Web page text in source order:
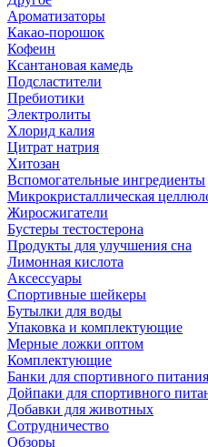
Ароматизаторы
Какао-порошок
Кофеин
Ксантановая камедь
Подсластители
Пребиотики
Электролиты
Хлорид калия
Цитрат натрия
Хитозан
Вспомогательные ингредиенты
Микрокристаллическая
Жиросжигатели
Бустеры тестостерона
Продукты для улучшения сна
Лимонная кислота
Аксессуары
Спортивные шейкеры
Бутылки для воды
Упаковка и комплектующие
Мерные ложки оптом
Комплектующие
Банки для спортивного
Дойпаки для спортивного
Добавки для животных
Сотрудничество
Обзоры